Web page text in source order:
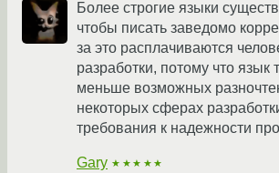
Более строгие языки
чтобы писать заведомо
за это расплачиваются
разработки, потому что язык
меньше возможных
некоторых сферах
требования к надежности
Gary ★★★★★